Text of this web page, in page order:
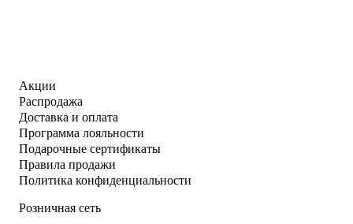
Акции
Распродажа
Доставка и оплата
Программа лояльности
Подарочные сертификаты
Правила продажи
Политика конфиденциальности
Розничная сеть